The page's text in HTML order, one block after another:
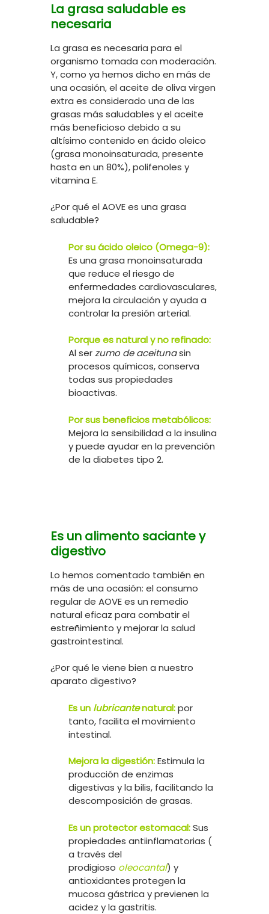
La grasa saludable es
necesaria
La grasa es necesaria para el
organismo tomada con moderación.
Y, como ya hemos dicho en más de
una ocasión, el aceite de oliva virgen
extra es considerado una de las
grasas más saludables y el aceite
más beneficioso debido a su
altísimo contenido en ácido oleico
(grasa monoinsaturada, presente
hasta en un 80%), polifenoles y
vitamina E.
¿Por qué el AOVE es una grasa
saludable?
Por su ácido oleico (Omega-9):
Es una grasa monoinsaturada
que reduce el riesgo de
enfermedades cardiovasculares,
mejora la circulación y ayuda a
controlar la presión arterial.
Porque es natural y no refinado:
Al serzumo de aceitunasin
procesos químicos, conserva
todas sus propiedades
bioactivas.
Por sus beneficios metabólicos:
Mejora la sensibilidad a la insulina
y puede ayudar en la prevención
de la diabetes tipo 2.
Es un alimento saciante y
digestivo
Lo hemos comentado también en
más de una ocasión: el consumo
regular de AOVE es un remedio
natural eficaz para combatir el
estreñimiento y mejorar la salud
gastrointestinal.
¿Por qué le viene bien a nuestro
aparato digestivo?
Es un lubricantenatural:por
tanto, facilita el movimiento
intestinal.
Mejora la digestión:Estimula la
producción de enzimas
digestivas y la bilis, facilitando la
descomposición de grasas.
Es un protector estomacal:Sus
propiedades antiinflamatorias (
a través del
prodigioso oleocantal) y
antioxidantes protegen la
mucosa gástrica y previenen la
acidez y la gastritis.